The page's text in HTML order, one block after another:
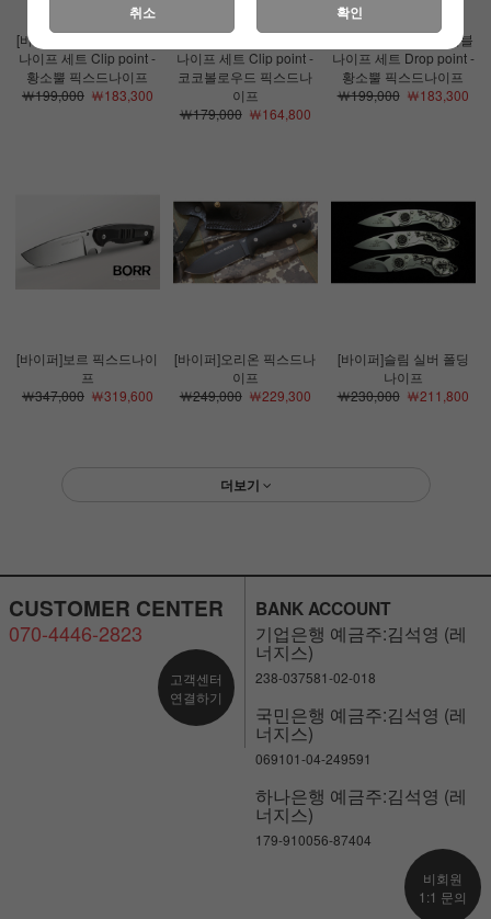
[바이퍼]코스타타 테이블
나이프 세트 Clip point -
황소뿔 픽스드나이프
￦199,000￦183,300
[바이퍼]코스타타 테이블
나이프 세트 Clip point -
코코볼로우드 픽스드나
이프
￦179,000￦164,800
[바이퍼]코스타타 테이블
나이프 세트 Drop point -
황소뿔 픽스드나이프
￦199,000￦183,300
[바이퍼]보르 픽스드나이
프
￦347,000￦319,600
[바이퍼]오리온 픽스드나
이프
￦249,000￦229,300
[바이퍼]슬림 실버 폴딩
나이프
￦230,000￦211,800
더보기
CUSTOMER CENTER
070-4446-2823
고객센터
연결하기
BANK ACCOUNT
기업은행 예금주:김석영 (레
너지스)
238-037581-02-018
국민은행 예금주:김석영 (레
너지스)
069101-04-249591
하나은행 예금주:김석영 (레
너지스)
179-910056-87404
비회원
1:1 문의
취소 확인